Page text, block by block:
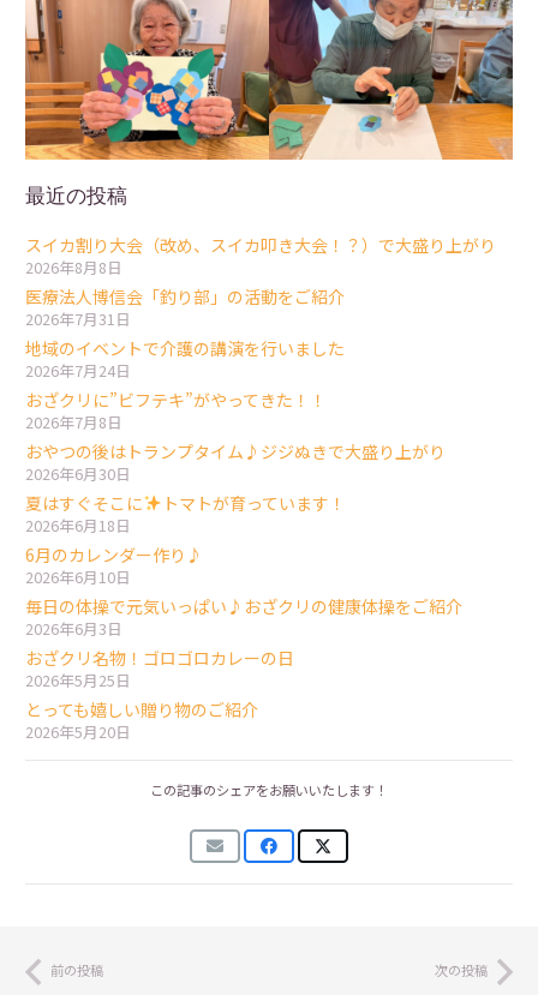
最近の投稿
スイカ割り大会（改め、スイカ叩き大会！？）で大盛り上がり
2026年8月8日
医療法人博信会「釣り部」の活動をご紹介
2026年7月31日
地域のイベントで介護の講演を行いました
2026年7月24日
おざクリに”ビフテキ”がやってきた！！
2026年7月8日
おやつの後はトランプタイム♪ジジぬきで大盛り上がり
2026年6月30日
夏はすぐそこに トマトが育っています！
2026年6月18日
6月のカレンダー作り♪
2026年6月10日
毎日の体操で元気いっぱい♪おざクリの健康体操をご紹介
2026年6月3日
おざクリ名物！ゴロゴロカレーの日
2026年5月25日
とっても嬉しい贈り物のご紹介
2026年5月20日
この記事のシェアをお願いいたします！
前の投稿 次の投稿